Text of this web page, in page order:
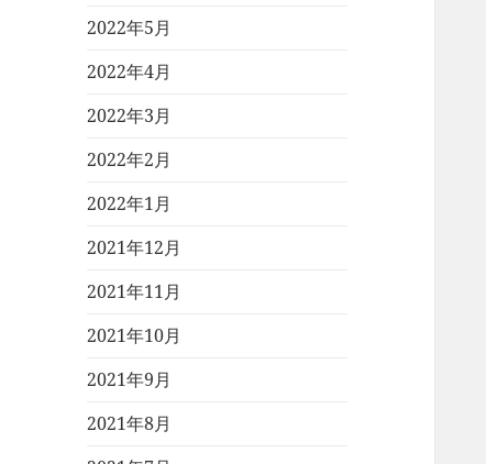
2022年5月
2022年4月
2022年3月
2022年2月
2022年1月
2021年12月
2021年11月
2021年10月
2021年9月
2021年8月